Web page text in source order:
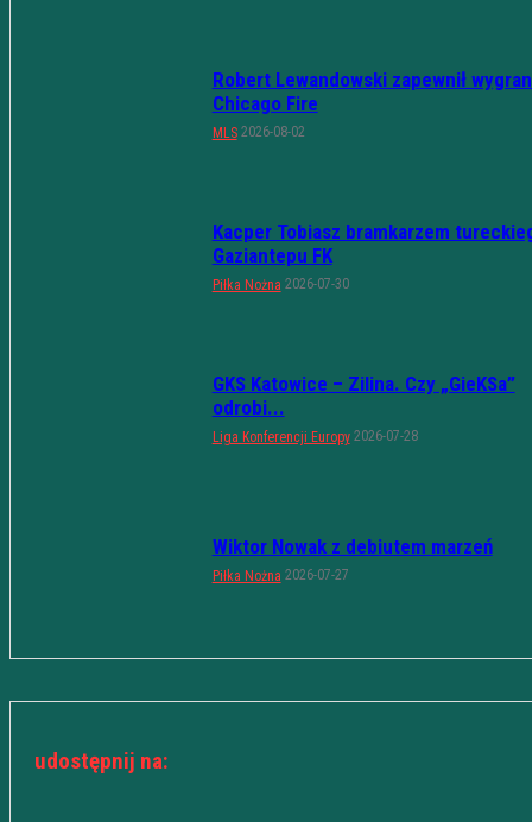
Robert Lewandowski zapewnił
Chicago Fire
MLS 2026-08-02
Kacper Tobiasz bramkarzem
Gaziantepu FK
Piłka Nożna 2026-07-30
GKS Katowice – Zilina. Czy „GieKSa”
odrobi...
Liga Konferencji Europy 2026-07-28
Wiktor Nowak z debiutem marzeń
Piłka Nożna 2026-07-27
udostępnij na: